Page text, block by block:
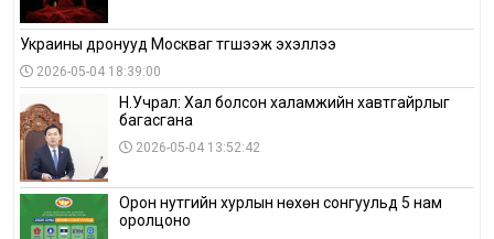
Украины дронууд Москваг түгшээж эхэллээ
2026-05-04 18:39:00
Н.Учрал: Хал болсон халамжийн хавтгайрлыг
багасгана
2026-05-04 13:52:42
Орон нутгийн хурлын нөхөн сонгуульд 5 нам
оролцоно